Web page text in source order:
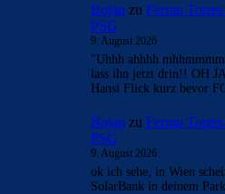
Bojan zu Ferran
PSG
9. August 2026
"Uhhh ahhhh
lass ihn jetzt drin!! OH
Hansi Flick kurz bevor
Bojan zu Ferran
PSG
9. August 2026
ok ich sehe, in Wien
SolarBank in deinem